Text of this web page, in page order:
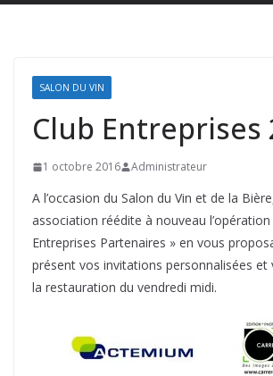
SALON DU VIN
Club Entreprises
1 octobre 2016 Administrateur
A l’occasion du Salon du Vin et de la
association réédite à nouveau l’opération
Entreprises Partenaires » en vous
présent vos invitations personnalisées et
la restauration du vendredi midi.